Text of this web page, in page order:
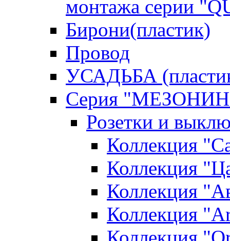
монтажа серии
Бирони(пластик)
Провод
УСАДЬБА
Серия
Розетки и
Коллекция
Коллекция
Коллекция
Коллекция